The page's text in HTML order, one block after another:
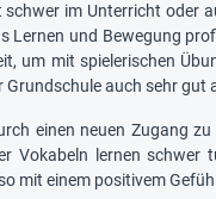
im Unterricht oder
und Bewegung
um mit spielerischen
auch sehr gut
einen neuen Zugang
Vokabeln lernen
mit einem positivem